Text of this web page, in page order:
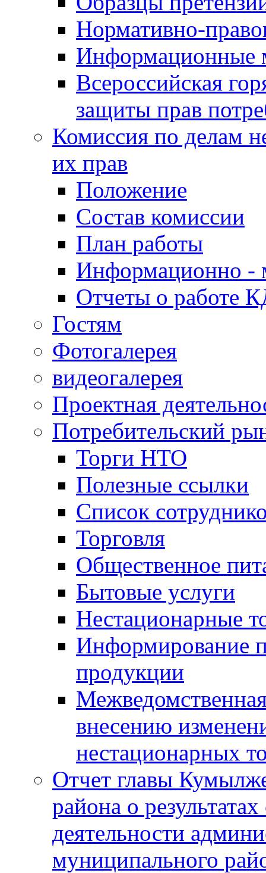
Нормативно-
Информационные
Всероссийская
защиты прав
Комиссия по делам
их прав
Положение
Состав комиссии
План работы
Информационно -
Отчеты о работе
Гостям
Фотогалерея
видеогалерея
Проектная
Потребительский
Торги НТО
Полезные ссылки
Список
Торговля
Общественное
Бытовые услуги
Нестационарные
Информирование
продукции
внесению
нестационарных
Отчет главы
района о
деятельности
муниципального